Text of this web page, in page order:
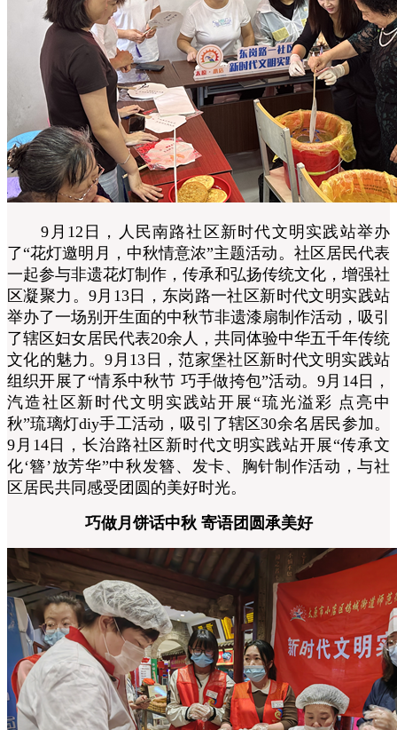
9月12日，人民南路社区新时代文明实践站举办
了“花灯邀明月，中秋情意浓”主题活动。社区居民代表
一起参与非遗花灯制作，传承和弘扬传统文化，增强社
区凝聚力。9月13日，东岗路一社区新时代文明实践站
举办了一场别开生面的中秋节非遗漆扇制作活动，吸引
了辖区妇女居民代表20余人，共同体验中华五千年传统
文化的魅力。9月13日，范家堡社区新时代文明实践站
组织开展了“情系中秋节 巧手做挎包”活动。9月14日，
汽造社区新时代文明实践站开展“琉光溢彩 点亮中
秋”琉璃灯diy手工活动，吸引了辖区30余名居民参加。
9月14日，长治路社区新时代文明实践站开展“传承文
化‘簪’放芳华”中秋发簪、发卡、胸针制作活动，与社
区居民共同感受团圆的美好时光。
巧做月饼话中秋 寄语团圆承美好